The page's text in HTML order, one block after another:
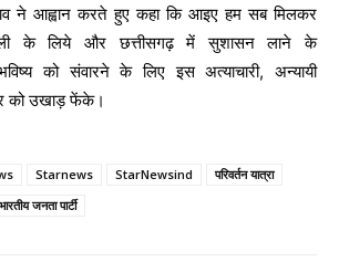
ने आह्वान करते हुए कहा कि आइए हम सब मिलकर
के लिये और छत्तीसगढ़ में सुशासन लाने के
को संवारने के लिए इस अत्याचारी, अन्यायी
को उखाड़ फेंके।
Starnews StarNewsind
परिवर्तन यात्रा
भारतीय जनता पार्टी